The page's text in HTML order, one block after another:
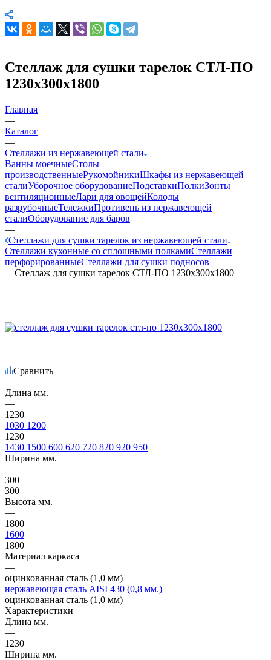
Стеллаж для сушки тарелок СТЛ-ПО
1230х300х1800
Главная
—
Каталог
—
Стеллажи из нержавеющей стали
Ванны моечныеСтолы
производственныеРукомойникиШкафы из нержавеющей
сталиУборочное оборудованиеПодставкиПолкиЗонты
вентиляционныеЛари для овощейКолоды
разрубочныеТележкиПротивень из нержавеющей
сталиОборудование для баров
—
Стеллажи для сушки тарелок из нержавеющей стали
Стеллажи кухонные со сплошными полкамиСтеллажи
перфорированныеСтеллажи для сушки подносов
—Стеллаж для сушки тарелок СТЛ-ПО 1230х300х1800
Сравнить
Длина мм.
—
1230
1030 1200
1230
1430 1500 600 620 720 820 920 950
Ширина мм.
—
300
300
Высота мм.
—
1800
1600
1800
Материал каркаса
—
оцинкованная сталь (1,0 мм)
нержавеющая сталь AISI 430 (0,8 мм.)
оцинкованная сталь (1,0 мм)
Характеристики
Длина мм.
—
1230
Ширина мм.